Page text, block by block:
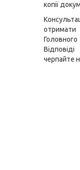
копії
черпайте